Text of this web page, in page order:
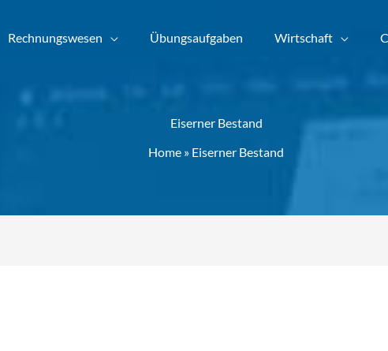
Rechnungswesen Übungsaufgaben Wirtschaft
Eiserner Bestand
Home » Eiserner Bestand